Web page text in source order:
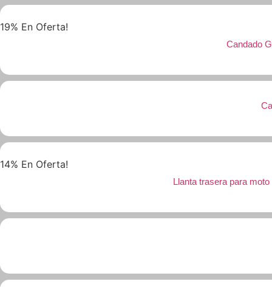
19% En Oferta!
Candado
14% En Oferta!
Llanta trasera para